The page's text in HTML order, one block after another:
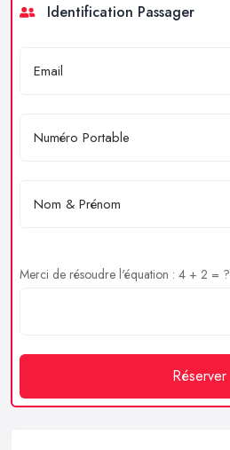
Identification Passager
Merci de résoudre l'équation : 4 + 2 = ?
Réserver